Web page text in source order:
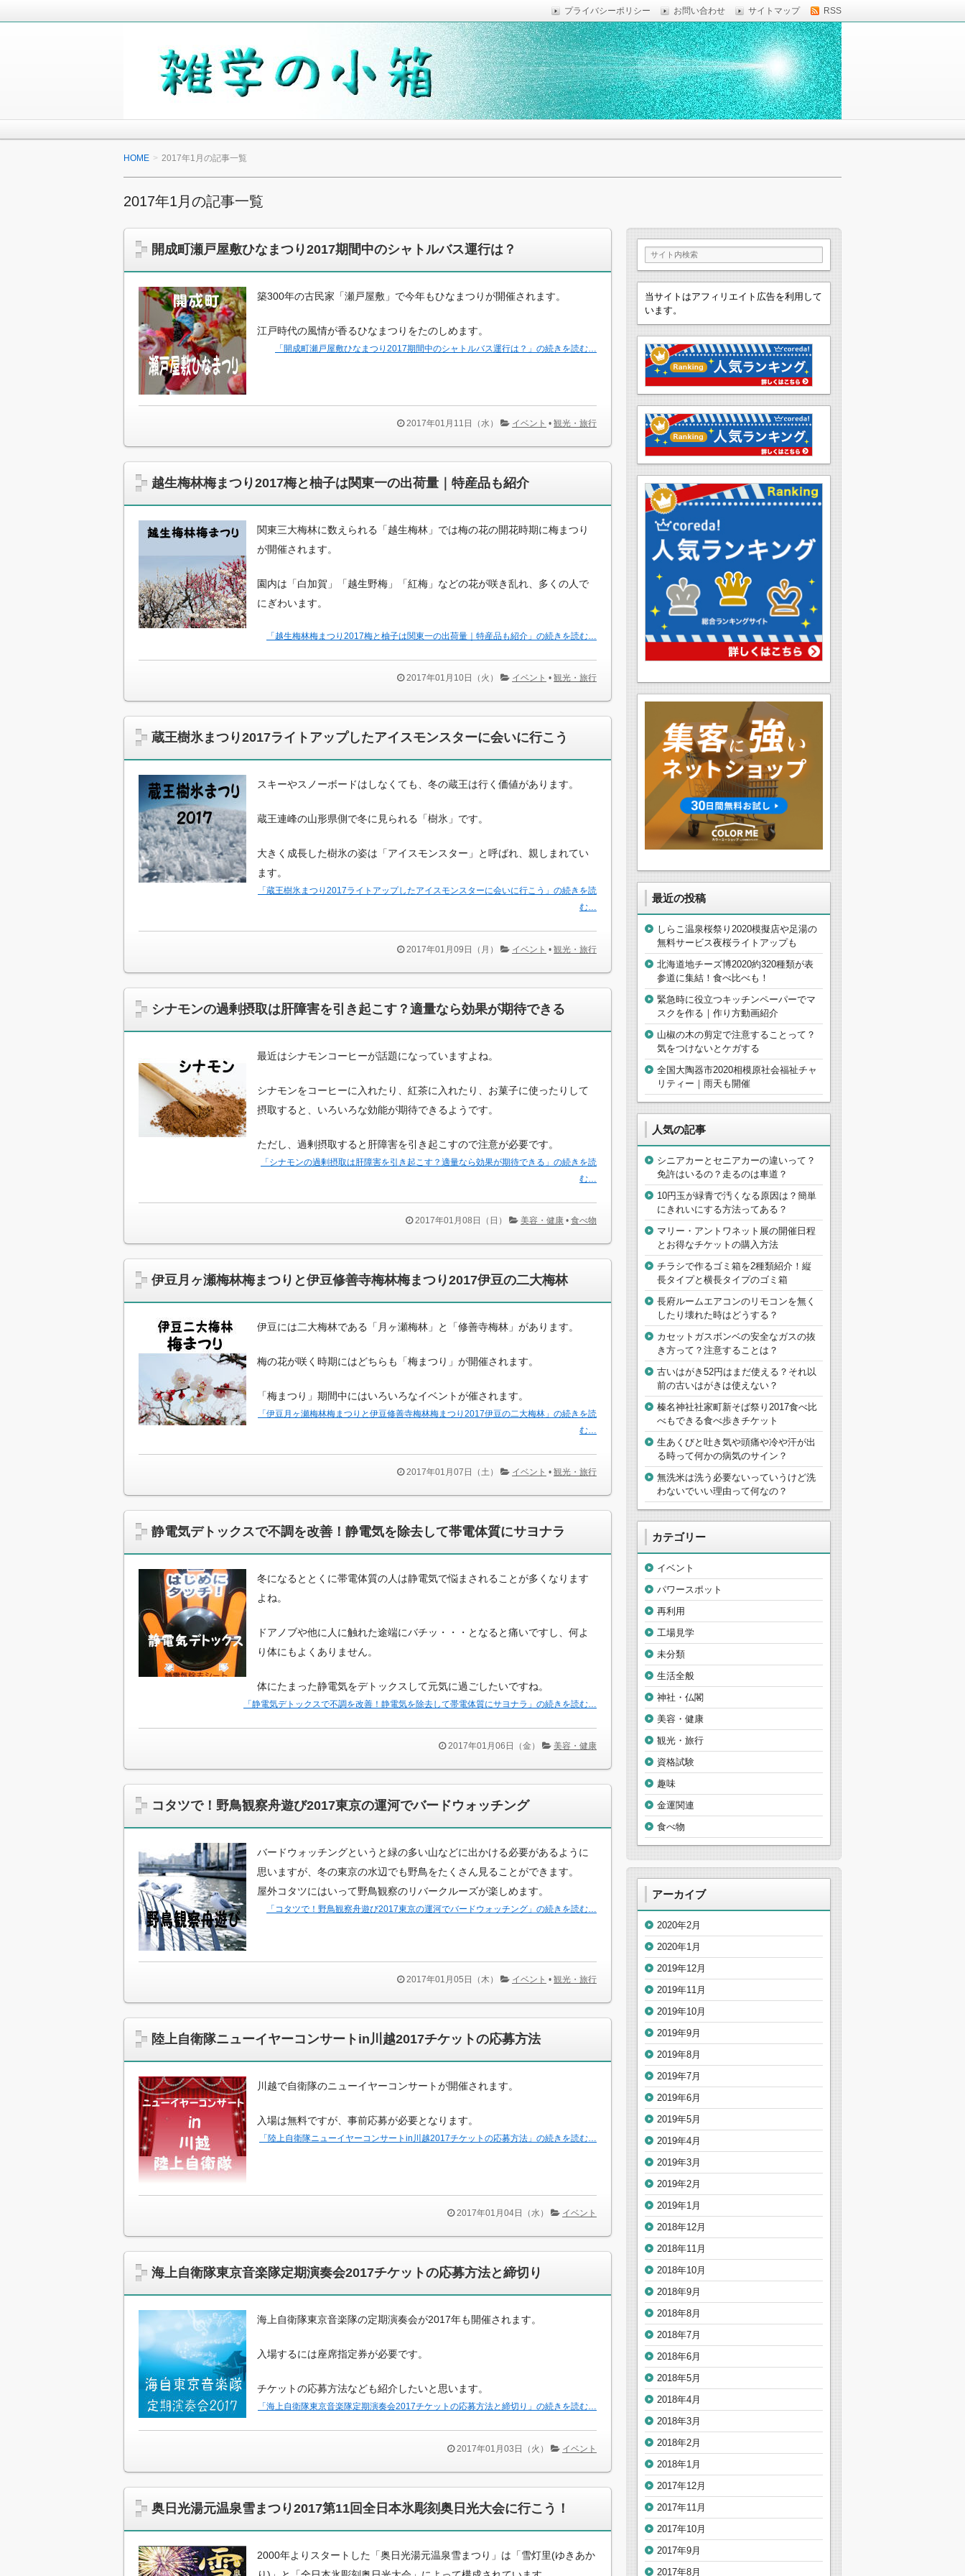
RSS
プライバシーポリシー お問い合わせ サイトマップ
雑学の小箱
毎日の生活の中で気になったことや知っていれば便利なことなどを気がついた時に綴っています。
少しでも役に立つことがあれば嬉しく思います。
HOME 2017年1月の記事一覧
2017年1月の記事一覧
開成町瀬戸屋敷ひなまつり2017期間中のシャトルバス運行は？
築300年の古民家「瀬戸屋敷」で今年もひなまつりが開催されます。
江戸時代の風情が香るひなまつりをたのしめます。
「開成町瀬戸屋敷ひなまつり2017期間中のシャトルバス運行は？」の続きを読む…
2017年01月11日（水） イベント • 観光・旅行
越生梅林梅まつり2017梅と柚子は関東一の出荷量｜特産品も紹介
関東三大梅林に数えられる「越生梅林」では梅の花の開花時期に梅まつり
が開催されます。
園内は「白加賀」「越生野梅」「紅梅」などの花が咲き乱れ、多くの人で
にぎわいます。
「越生梅林梅まつり2017梅と柚子は関東一の出荷量｜特産品も紹介」の続きを読む…
2017年01月10日（火） イベント • 観光・旅行
蔵王樹氷まつり2017ライトアップしたアイスモンスターに会いに行こう
スキーやスノーボードはしなくても、冬の蔵王は行く価値があります。
蔵王連峰の山形県側で冬に見られる「樹氷」です。
大きく成長した樹氷の姿は「アイスモンスター」と呼ばれ、親しまれてい
ます。
「蔵王樹氷まつり2017ライトアップしたアイスモンスターに会いに行こう」の続きを読
む…
2017年01月09日（月） イベント • 観光・旅行
シナモンの過剰摂取は肝障害を引き起こす？適量なら効果が期待できる
最近はシナモンコーヒーが話題になっていますよね。
シナモンをコーヒーに入れたり、紅茶に入れたり、お菓子に使ったりして
摂取すると、いろいろな効能が期待できるようです。
ただし、過剰摂取すると肝障害を引き起こすので注意が必要です。
「シナモンの過剰摂取は肝障害を引き起こす？適量なら効果が期待できる」の続きを読
む…
2017年01月08日（日） 美容・健康 • 食べ物
伊豆月ヶ瀬梅林梅まつりと伊豆修善寺梅林梅まつり2017伊豆の二大梅林
伊豆には二大梅林である「月ヶ瀬梅林」と「修善寺梅林」があります。
梅の花が咲く時期にはどちらも「梅まつり」が開催されます。
「梅まつり」期間中にはいろいろなイベントが催されます。
「伊豆月ヶ瀬梅林梅まつりと伊豆修善寺梅林梅まつり2017伊豆の二大梅林」の続きを読
む…
2017年01月07日（土） イベント • 観光・旅行
静電気デトックスで不調を改善！静電気を除去して帯電体質にサヨナラ
冬になるととくに帯電体質の人は静電気で悩まされることが多くなります
よね。
ドアノブや他に人に触れた途端にバチッ・・・となると痛いですし、何よ
り体にもよくありません。
体にたまった静電気をデトックスして元気に過ごしたいですね。
「静電気デトックスで不調を改善！静電気を除去して帯電体質にサヨナラ」の続きを読む…
2017年01月06日（金） 美容・健康
コタツで！野鳥観察舟遊び2017東京の運河でバードウォッチング
バードウォッチングというと緑の多い山などに出かける必要があるように
思いますが、冬の東京の水辺でも野鳥をたくさん見ることができます。
屋外コタツにはいって野鳥観察のリバークルーズが楽しめます。
「コタツで！野鳥観察舟遊び2017東京の運河でバードウォッチング」の続きを読む…
2017年01月05日（木） イベント • 観光・旅行
陸上自衛隊ニューイヤーコンサートin川越2017チケットの応募方法
川越で自衛隊のニューイヤーコンサートが開催されます。
入場は無料ですが、事前応募が必要となります。
「陸上自衛隊ニューイヤーコンサートin川越2017チケットの応募方法」の続きを読む…
2017年01月04日（水） イベント
海上自衛隊東京音楽隊定期演奏会2017チケットの応募方法と締切り
海上自衛隊東京音楽隊の定期演奏会が2017年も開催されます。
入場するには座席指定券が必要です。
チケットの応募方法なども紹介したいと思います。
「海上自衛隊東京音楽隊定期演奏会2017チケットの応募方法と締切り」の続きを読む…
2017年01月03日（火） イベント
奥日光湯元温泉雪まつり2017第11回全日本氷彫刻奥日光大会に行こう！
2000年よりスタートした「奥日光湯元温泉雪まつり」は「雪灯里(ゆきあか
当サイトはアフィリエイト広告を利用して
います。
最近の投稿
しらこ温泉桜祭り2020模擬店や足湯の
無料サービス夜桜ライトアップも
北海道地チーズ博2020約320種類が表
参道に集結！食べ比べも！
緊急時に役立つキッチンペーパーでマ
スクを作る｜作り方動画紹介
山椒の木の剪定で注意することって？
気をつけないとケガする
全国大陶器市2020相模原社会福祉チャ
リティー｜雨天も開催
人気の記事
シニアカーとセニアカーの違いって？
免許はいるの？走るのは車道？
10円玉が緑青で汚くなる原因は？簡単
にきれいにする方法ってある？
マリー・アントワネット展の開催日程
とお得なチケットの購入方法
チラシで作るゴミ箱を2種類紹介！縦
長タイプと横長タイプのゴミ箱
長府ルームエアコンのリモコンを無く
したり壊れた時はどうする？
カセットガスボンベの安全なガスの抜
き方って？注意することは？
古いはがき52円はまだ使える？それ以
前の古いはがきは使えない？
榛名神社社家町新そば祭り2017食べ比
べもできる食べ歩きチケット
生あくびと吐き気や頭痛や冷や汗が出
る時って何かの病気のサイン？
無洗米は洗う必要ないっていうけど洗
わないでいい理由って何なの？
カテゴリー
イベント
パワースポット
再利用
工場見学
未分類
生活全般
神社・仏閣
美容・健康
観光・旅行
資格試験
趣味
金運関連
食べ物
アーカイブ
2020年2月
2020年1月
2019年12月
2019年11月
2019年10月
2019年9月
2019年8月
2019年7月
2019年6月
2019年5月
2019年4月
2019年3月
2019年2月
2019年1月
2018年12月
2018年11月
2018年10月
2018年9月
2018年8月
2018年7月
2018年6月
2018年5月
2018年4月
2018年3月
2018年2月
2018年1月
2017年12月
2017年11月
2017年10月
2017年9月
2017年8月